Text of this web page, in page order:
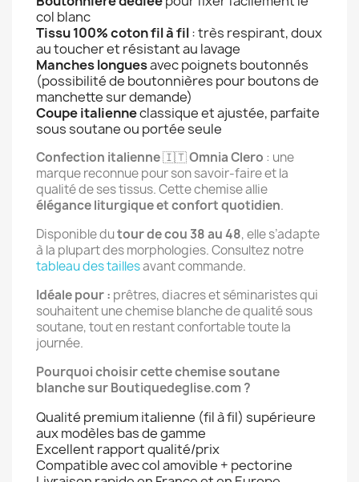
col blanc
Tissu 100% coton fil à fil: très respirant, doux
au toucher et résistant au lavage
Manches longuesavec poignets boutonnés
(possibilité de boutonnières pour boutons de
manchette sur demande)
Coupe italienneclassique et ajustée, parfaite
sous soutane ou portée seule
Confection italienne 🇮🇹 Omnia Clero : une
marque reconnue pour son savoir-faire et la
élégance liturgique et confort quotidien.
Disponible du tour de cou 38 au 48, elle s’adapte
tableau des tailles avant commande.
Idéale pour : prêtres, diacres et séminaristes qui
souhaitent une chemise blanche de qualité sous
soutane, tout en restant confortable toute la
journée.
Pourquoi choisir cette chemise soutane
blanche sur Boutiquedeglise.com ?
Qualité premium italienne (fil à fil) supérieure
aux modèles bas de gamme
Excellent rapport qualité/prix
Compatible avec col amovible + pectorine